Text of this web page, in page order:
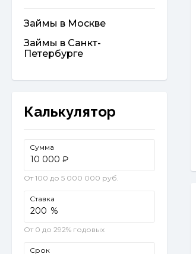
Займы в Москве
Займы в Санкт-
Петербурге
Калькулятор
Сумма
₽
От 100 до 5 000 000 руб.
Ставка
%
От 0 до 292% годовых
Срок